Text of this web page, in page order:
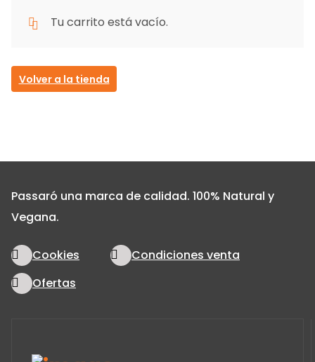
Tu carrito está vacío.
Volver a la tienda
Passaró una marca de calidad. 100% Natural y
Vegana.
Cookies
Condiciones venta
Ofertas